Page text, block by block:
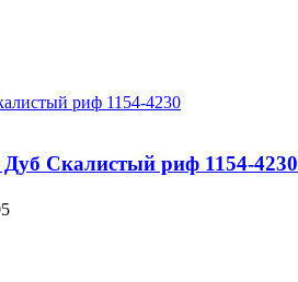
риф 1154-4230
Скалистый риф 1154-4230